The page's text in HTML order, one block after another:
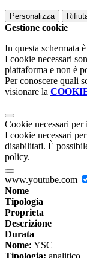
Personalizza
Gestione cookie
In questa schermata
I cookie necessari
piattaforma e non è
Per conoscere quali
visionare la
Cookie necessari
I cookie necessari
disabilitati. È
policy.
www.youtube.com
Nome
Tipologia
Proprieta
Descrizione
Durata
Nome: YSC
Tipologia: analitico